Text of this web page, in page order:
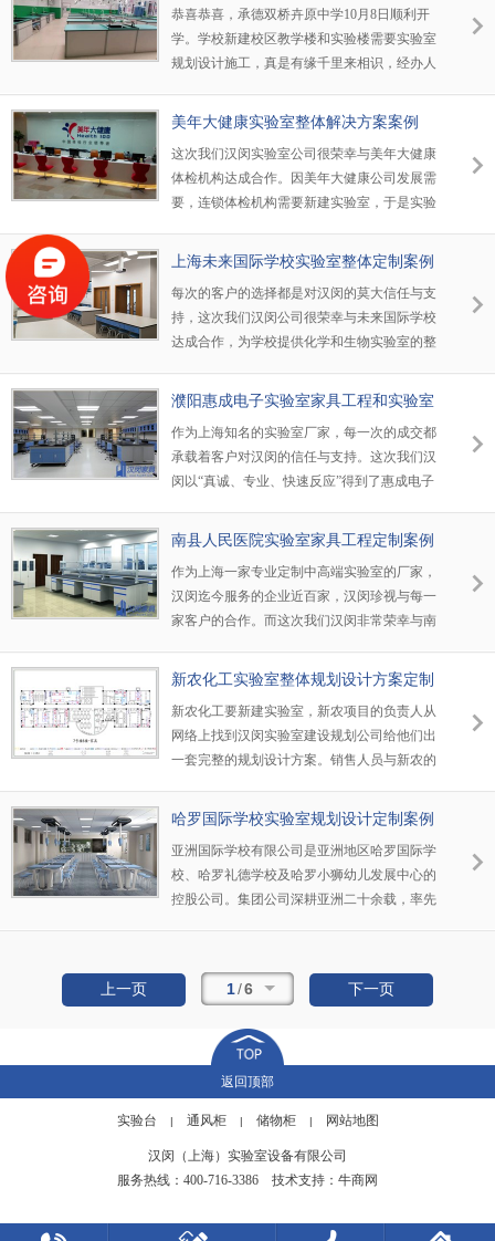
案例
恭喜恭喜，承德双桥卉原中学10月8日顺利开
学。学校新建校区教学楼和实验楼需要实验室
规划设计施工，真是有缘千里来相识，经办人
根据实验室使用需求及与业主的多次沟通最终
产安装人员加班加点，终于赶在开学前向学校
交付实验室。学校对我们的服务及质量非常满
意，每次的合作汉闵都将全力以赴，不辱使
命！
美年大健康实验室整体解决方案案例
这次我们汉闵实验室公司很荣幸与美年大健康
体检机构达成合作。因美年大健康公司发展需
要，连锁体检机构需要新建实验室，于是实验
公司，公司同事根据他们的需要免费制定了实
验室公司的设计方案、价格及质量都符合他们
的要求。
上海未来国际学校实验室整体定制案例
每次的客户的选择都是对汉闵的莫大信任与支
持，这次我们汉闵公司很荣幸与未来国际学校
达成合作，为学校提供化学和生物实验室的整
品，而是汉闵以客户为主，从客户角度的服务
濮阳惠成电子实验室家具工程和实验室
通风管道工程定制案例
作为上海知名的实验室厂家，每一次的成交都
承载着客户对汉闵的信任与支持。这次我们汉
闵以“真诚、专业、快速反应”得到了惠成电子
制工程和室内实验室通风管道工程合作。
南县人民医院实验室家具工程定制案例
作为上海一家专业定制中高端实验室的厂家，
汉闵迄今服务的企业近百家，汉闵珍视与每一
家客户的合作。而这次我们汉闵非常荣幸与南
需要采购一批实验室家具，经办人从茫茫网海
的定制供货，汉闵以品质和服务赢得客户信
赖。
新农化工实验室整体规划设计方案定制
案例
新农化工要新建实验室，新农项目的负责人从
网络上找到汉闵实验室建设规划公司给他们出
一套完整的规划设计方案。销售人员与新农的
公司技术人员与新农使用部门多次反复沟通修
微信视频会议的形式最终确定了方案，隔离病
毒隔离不了我们的服务和技术。汉闵公司认真
负责、积极配合、快速响应的态度得到了新农
化工的一致认可。
哈罗国际学校实验室规划设计定制案例
亚洲国际学校有限公司是亚洲地区哈罗国际学
校、哈罗礼德学校及哈罗小狮幼儿发展中心的
控股公司。集团公司深耕亚洲二十余载，率先
在上海设立了哈罗国际学校。2019学年在读学
生4800余人，师生来自30多个国家和地区。
上一页 1/6 下一页
返回顶部
实验台 | 通风柜 | 储物柜 | 网站地图
汉闵（上海）实验室设备有限公司
服务热线：400-716-3386 技术支持：牛商网